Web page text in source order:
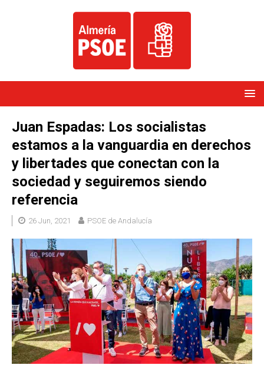
Juan Espadas: Los socialistas
estamos a la vanguardia en derechos
y libertades que conectan con la
sociedad y seguiremos siendo
referencia
26 Jun, 2021 PSOE de Andalucía